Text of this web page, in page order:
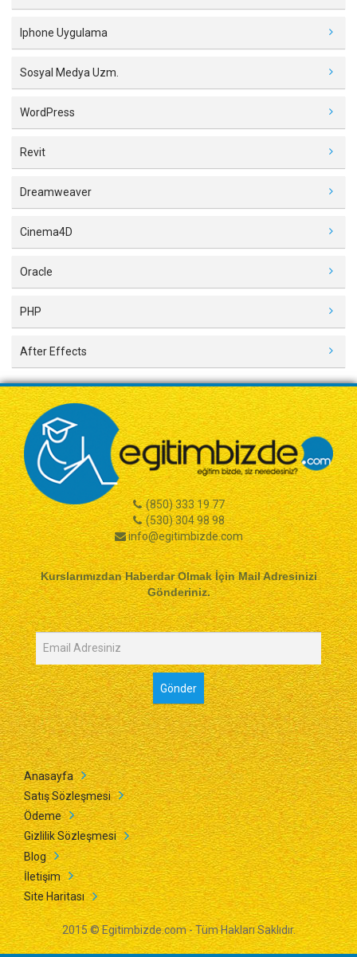
Iphone Uygulama
Sosyal Medya Uzm.
WordPress
Revit
Dreamweaver
Cinema4D
Oracle
PHP
After Effects
(850) 333 19 77
(530) 304 98 98
info@egitimbizde.com
Kurslarımızdan Haberdar Olmak İçin Mail Adresinizi
Gönderiniz.
Anasayfa
Satış Sözleşmesi
Ödeme
Gizlilik Sözleşmesi
Blog
İletişim
Site Haritası
2015 © Egitimbizde.com - Tüm Hakları Saklıdır.